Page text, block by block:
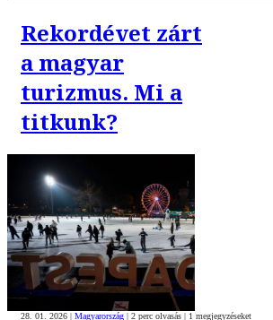
Rekordévet zárt
a magyar
turizmus. Mi a
titkunk?
28. 01. 2026 | Magyarország | 2 perc olvasás | 1 megjegyzéseket